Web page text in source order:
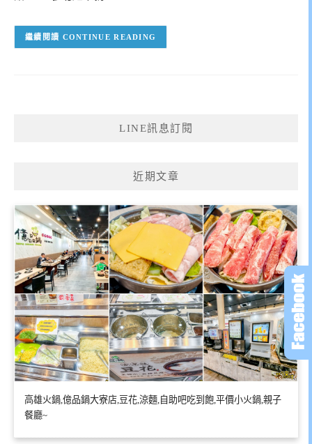
CONTINUE READING
LINE訊息訂閱
近期文章
高雄火鍋,億品鍋大寮店,豆花,涼麵,自助吧吃到飽,平價小火鍋,親子
餐廳~